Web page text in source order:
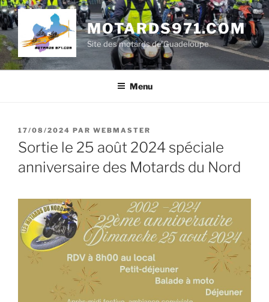
Aller
au
contenu
principal
MOTARDS971.COM
Site des motards de Guadeloupe
Menu
PUBLIÉ
LE
17/08/2024 PAR WEBMASTER
Sortie le 25 août 2024 spéciale
anniversaire des Motards du Nord